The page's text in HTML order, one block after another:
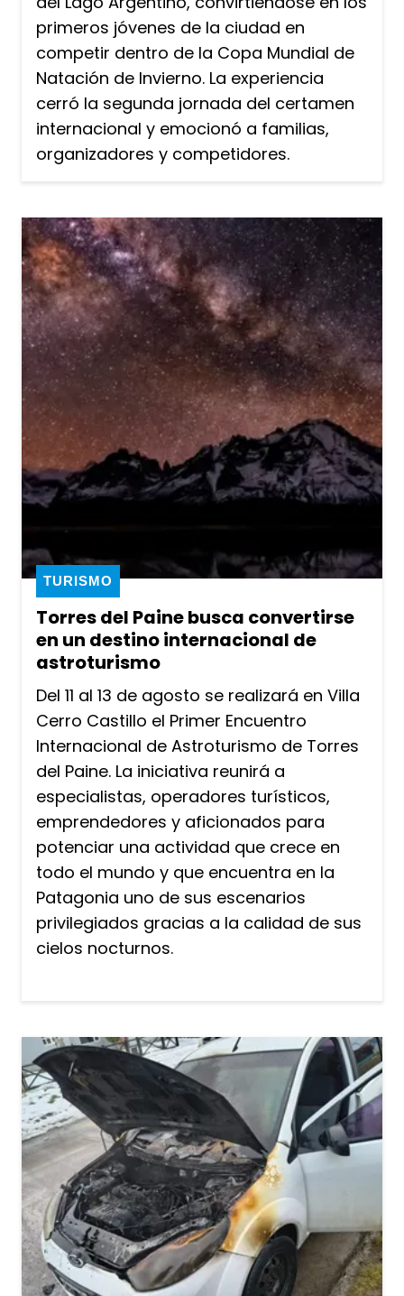
primeros jóvenes de la ciudad en
competir dentro de la Copa Mundial de
Natación de Invierno. La experiencia
cerró la segunda jornada del certamen
internacional y emocionó a familias,
organizadores y competidores.
Torres del Paine busca convertirse
en un destino internacional de
astroturismo
TURISMO
Del 11 al 13 de agosto se realizará en Villa
Cerro Castillo el Primer Encuentro
Internacional de Astroturismo de Torres
del Paine. La iniciativa reunirá a
especialistas, operadores turísticos,
emprendedores y aficionados para
potenciar una actividad que crece en
todo el mundo y que encuentra en la
Patagonia uno de sus escenarios
privilegiados gracias a la calidad de sus
cielos nocturnos.